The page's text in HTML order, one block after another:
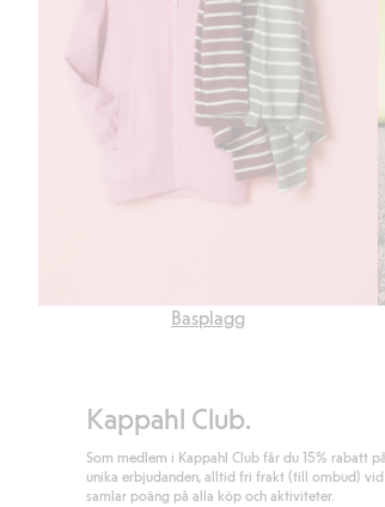
Basplagg
Kappahl Club.
Som medlem i Kappahl Club får du 15% rabatt
unika erbjudanden, alltid fri frakt (till ombud)
samlar poäng på alla köp och aktiviteter.